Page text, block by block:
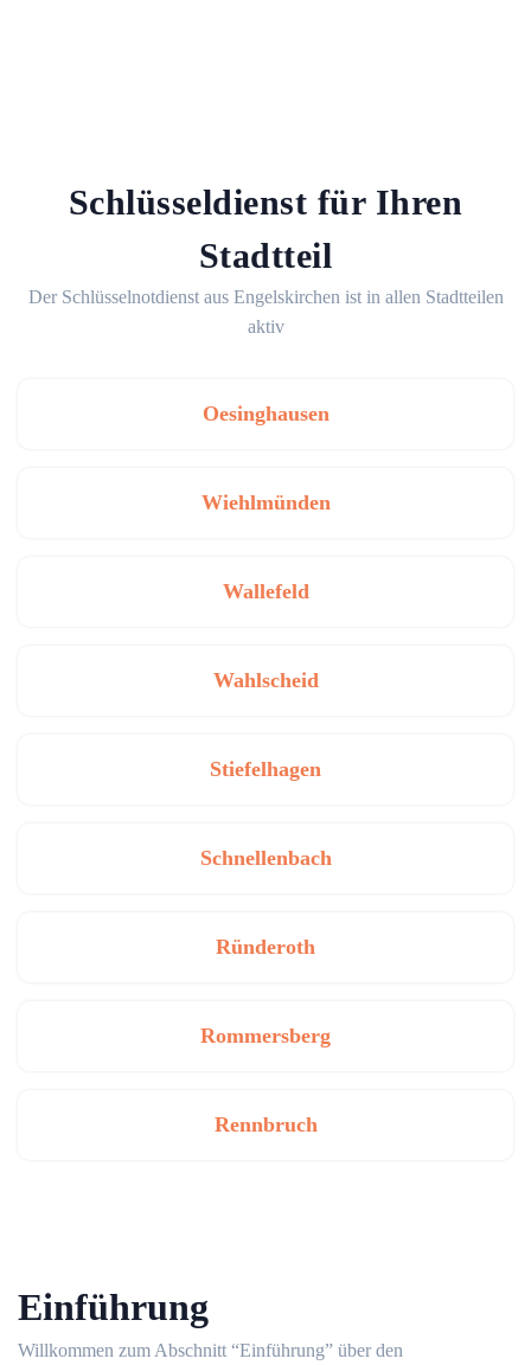
Schlüsseldienst für Ihren
Stadtteil
Der Schlüsselnotdienst aus Engelskirchen ist in allen Stadtteilen
aktiv
Oesinghausen
Wiehlmünden
Wallefeld
Wahlscheid
Stiefelhagen
Schnellenbach
Ründeroth
Rommersberg
Rennbruch
Einführung
Willkommen zum Abschnitt “Einführung” über den